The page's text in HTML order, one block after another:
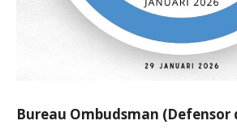
Bureau Ombudsman (Defensor